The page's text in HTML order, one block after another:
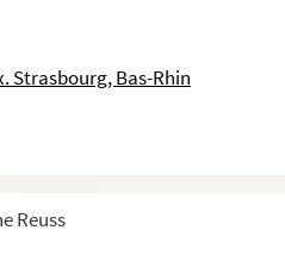
Strasbourg, Bas-Rhin
Reuss